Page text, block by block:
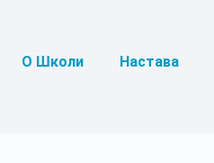
О Школи Настава